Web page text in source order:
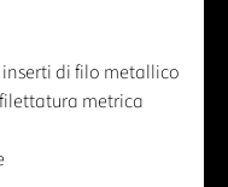
di filo metallico
metrica